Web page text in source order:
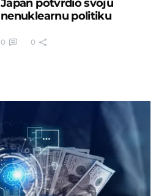
Japan potvrdio svoju
nenuklearnu politiku
0 0